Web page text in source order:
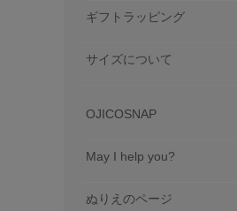
ギフトラッピング
サイズについて
OJICOSNAP
May I help you?
ぬりえのページ